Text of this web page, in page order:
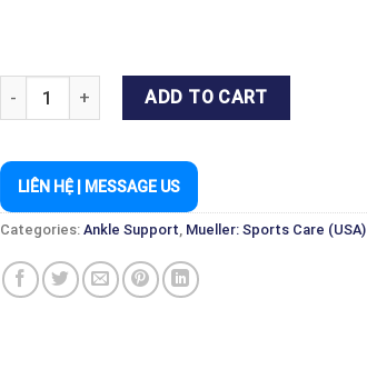
ADJUSTABLE ANKLE SUPPORT 6511 quantity
ADD TO CART
LIÊN HỆ | MESSAGE US
Categories: Ankle Support, Mueller: Sports Care (USA)